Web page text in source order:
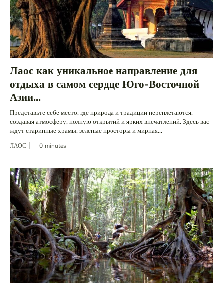
Лаос как уникальное направление для
отдыха в самом сердце Юго-Восточной
Азии...
Представьте себе место, где природа и традиции переплетаются,
создавая атмосферу, полную открытий и ярких впечатлений. Здесь вас
ждут старинные храмы, зеленые просторы и мирная...
ЛАОС 0 minutes